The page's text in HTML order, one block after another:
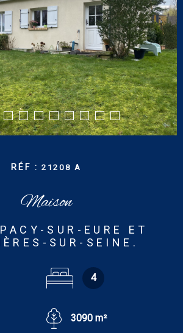
NOS
CONTACT
RÉF :21208 A
Maison
SUR-EURE ET
SUR-SEINE.
4
3090 m²
Budget
BUDGET
RECHERCHER